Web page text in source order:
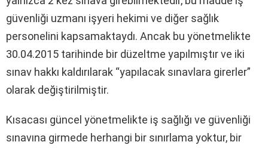
güvenliği uzmanı işyeri hekimi ve diğer sağlık
personelini kapsamaktaydı. Ancak bu yönetmelikte
30.04.2015 tarihinde bir düzeltme yapılmıştır ve iki
sınav hakkı kaldırılarak “yapılacak sınavlara girerler”
olarak değiştirilmiştir.
Kısacası güncel yönetmelikte iş sağlığı ve güvenliği
sınavına girmede herhangi bir sınırlama yoktur, bir